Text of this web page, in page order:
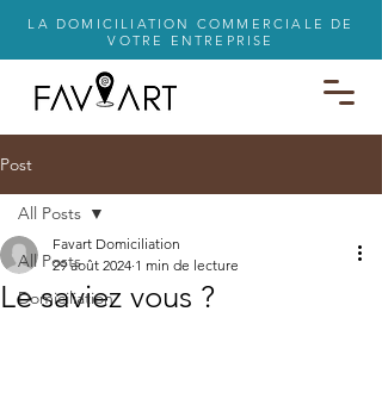
LA DOMICILIATION COMMERCIALE DE
VOTRE ENTREPRISE
Post
All Posts
Domiciliation
All Posts
Le saviez vous ?
Favart Domiciliation
29 août 2024 1 min de lecture